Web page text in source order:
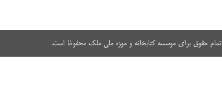
تمام حقوق برای موسسه کتابخانه و موزه ملی ملک محفوظ است.